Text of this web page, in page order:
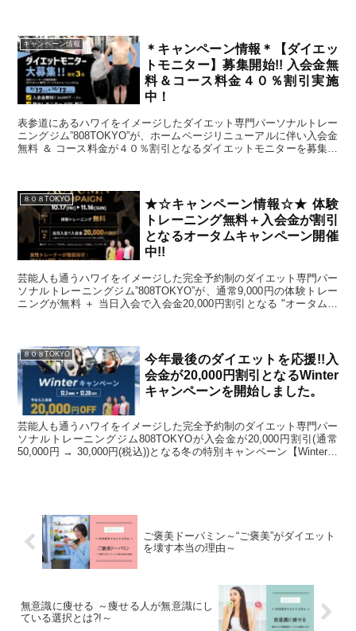
キャンペーン情報
＊キャンペーン情報＊【ダイエッ
トモニター】募集開始!! 入会金無
料＆コース料金４０％割引実施
中！
表参道にあるハワイをイメージしたダイエット専門パーソナルトレー
ニングジム”808TOKYO”が、ホームページリニューアルに伴い入会金
無料 ＆ コース料金が４０％割引となるダイエットモニターを募集い
８０８TOKYO
★☆キャンペーン情報☆★ 体験
トレーニング無料＋入会金が割引
となるオータムキャンペーン開催
中!!
芸能人も通うハワイをイメージした完全予約制のダイエット専門パー
ソナルトレーニングジム”808TOKYO”が、通常9,000円の体験トレー
ニングが無料 ＋ 当日入会で入会金20,000円割引となる "オータムキ
８０８TOKYO
今年最後のダイエットを応援!!入
会金が20,000円割引となるWinter
キャンペーンを開始しました。
芸能人も通うハワイをイメージした完全予約制のダイエット専門パー
ソナルトレーニングジム808TOKYOが入会金が20,000円割引(通常
50,000円 → 30,000円(税込))となる冬の特別キャンペーン【Winterキ
ご褒美ドーパミン～“ご褒美”がダイエット
を壊す本当の理由～
無意識に痩せる ～痩せる人が無意識にし
ている選択とは?!～